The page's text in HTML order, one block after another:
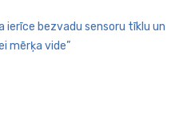
ierīce bezvadu sensoru tīklu un
mērķa vide”